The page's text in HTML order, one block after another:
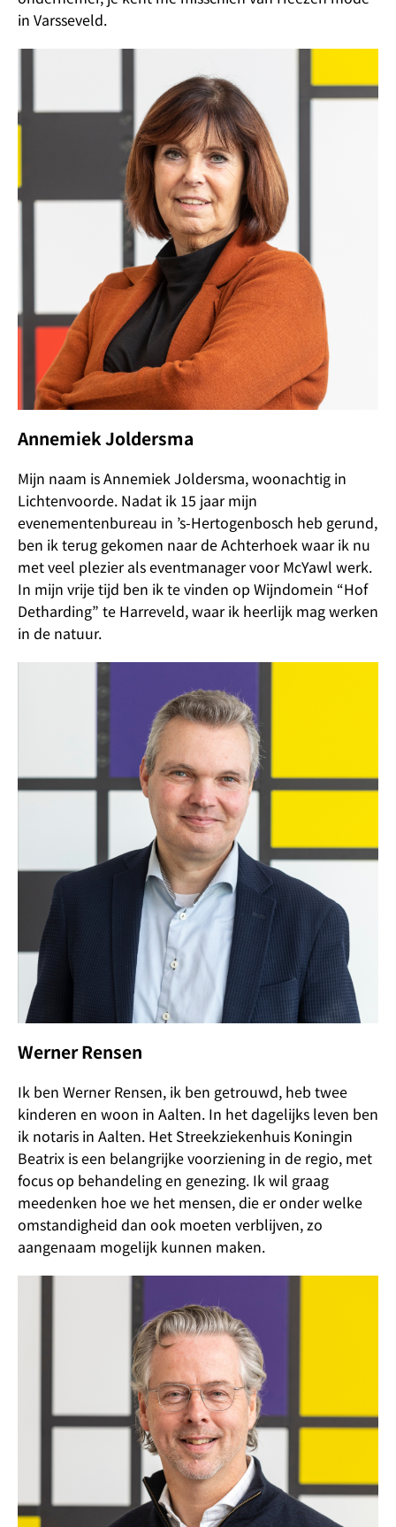
in Varsseveld.
Annemiek Joldersma
Mijn naam is Annemiek Joldersma, woonachtig in
Lichtenvoorde. Nadat ik 15 jaar mijn
evenementenbureau in ’s-Hertogenbosch heb gerund,
ben ik terug gekomen naar de Achterhoek waar ik nu
met veel plezier als eventmanager voor McYawl werk.
In mijn vrije tijd ben ik te vinden op Wijndomein “Hof
Detharding” te Harreveld, waar ik heerlijk mag werken
in de natuur.
Werner Rensen
Ik ben Werner Rensen, ik ben getrouwd, heb twee
kinderen en woon in Aalten. In het dagelijks leven ben
ik notaris in Aalten. Het Streekziekenhuis Koningin
Beatrix is een belangrijke voorziening in de regio, met
focus op behandeling en genezing. Ik wil graag
meedenken hoe we het mensen, die er onder welke
omstandigheid dan ook moeten verblijven, zo
aangenaam mogelijk kunnen maken.